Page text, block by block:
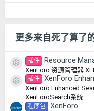
更多来自死了算了
资源图标
插件 Resource
XenForo 资源管理器
资源图标
插件 XenForo
XenForo Enhanced
XenForoSearch系统
程序包 XenForo